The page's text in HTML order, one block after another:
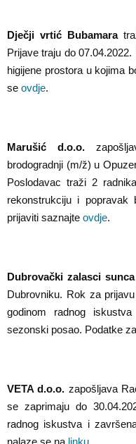
Dječji vrtić Bubamara
Prijave traju do
higijene prostora u kojima
se ovdje.
Marušić d.o.o.
brodogradnji (m/ž) u
Poslodavac traži 2
rekonstrukciju i
prijaviti saznajte ovdje.
Dubrovački zalasci
Dubrovniku. Rok za
godinom radnog
sezonski posao. Podatke
VETA d.o.o. zapošljava
se zaprimaju do
radnog iskustva i